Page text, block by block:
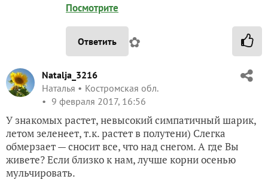
Посмотрите
Ответить ✿
Natalja_3216
Наталья
Костромская обл.
9 февраля 2017, 16:56
У знакомых растет, невысокий симпатичный шарик,
летом зеленеет, т.к. растет в полутени) Слегка
обмерзает — сносит все, что над снегом. А где Вы
живете? Если близко к нам, лучше корни осенью
мульчировать.